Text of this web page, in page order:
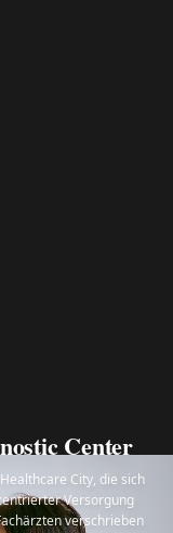
Center
City, die sich
Versorgung
verschrieben